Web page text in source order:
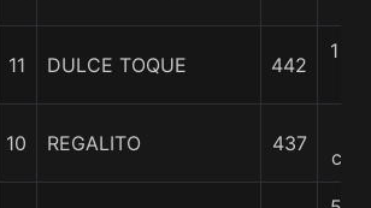
11 DULCE TOQUE 442
1 3/
10 REGALITO 437